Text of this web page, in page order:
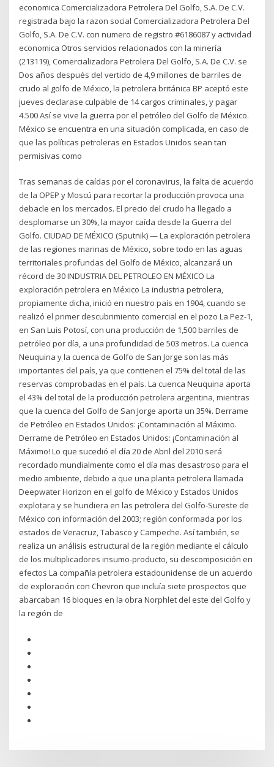
economica Comercializadora Petrolera Del Golfo, S.A. De C.V.
registrada bajo la razon social Comercializadora Petrolera Del
Golfo, S.A. De C.V. con numero de registro #6186087 y actividad
economica Otros servicios relacionados con la minería
(213119), Comercializadora Petrolera Del Golfo, S.A. De C.V. se
Dos años después del vertido de 4,9 millones de barriles de
crudo al golfo de México, la petrolera británica BP aceptó este
jueves declarase culpable de 14 cargos criminales, y pagar
4.500 Así se vive la guerra por el petróleo del Golfo de México.
México se encuentra en una situación complicada, en caso de
que las políticas petroleras en Estados Unidos sean tan
permisivas como
Tras semanas de caídas por el coronavirus, la falta de acuerdo
de la OPEP y Moscú para recortar la producción provoca una
debacle en los mercados. El precio del crudo ha llegado a
desplomarse un 30%, la mayor caída desde la Guerra del
Golfo. CIUDAD DE MÉXICO (Sputnik) — La exploración petrolera
de las regiones marinas de México, sobre todo en las aguas
territoriales profundas del Golfo de México, alcanzará un
récord de 30 INDUSTRIA DEL PETROLEO EN MÉXICO La
exploración petrolera en México La industria petrolera,
propiamente dicha, inició en nuestro país en 1904, cuando se
realizó el primer descubrimiento comercial en el pozo La Pez-1,
en San Luis Potosí, con una producción de 1,500 barriles de
petróleo por día, a una profundidad de 503 metros. La cuenca
Neuquina y la cuenca de Golfo de San Jorge son las más
importantes del país, ya que contienen el 75% del total de las
reservas comprobadas en el país. La cuenca Neuquina aporta
el 43% del total de la producción petrolera argentina, mientras
que la cuenca del Golfo de San Jorge aporta un 35%. Derrame
de Petróleo en Estados Unidos: ¡Contaminación al Máximo.
Derrame de Petróleo en Estados Unidos: ¡Contaminación al
Máximo! Lo que sucedió el día 20 de Abril del 2010 será
recordado mundialmente como el día mas desastroso para el
medio ambiente, debido a que una planta petrolera llamada
Deepwater Horizon en el golfo de México y Estados Unidos
explotara y se hundiera en las petrolera del Golfo-Sureste de
México con información del 2003; región conformada por los
estados de Veracruz, Tabasco y Campeche. Así también, se
realiza un análisis estructural de la región mediante el cálculo
de los multiplicadores insumo-producto, su descomposición en
efectos La compañía petrolera estadounidense de un acuerdo
de exploración con Chevron que incluía siete prospectos que
abarcaban 16 bloques en la obra Norphlet del este del Golfo y
la región de